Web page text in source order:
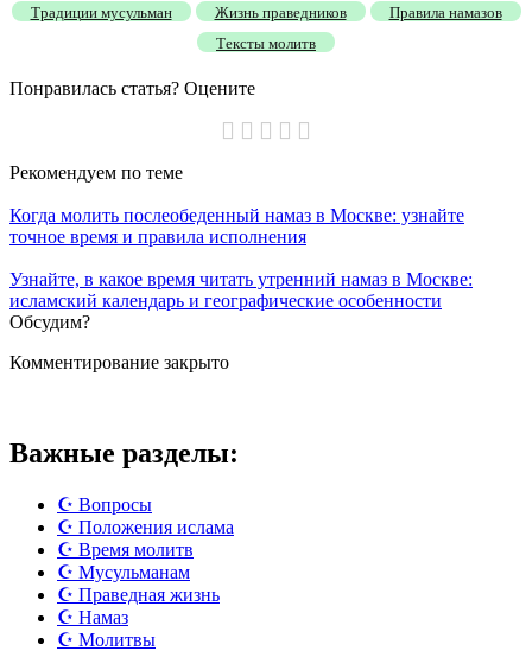
Традиции мусульман
Жизнь праведников
Правила намазов
Тексты молитв
Понравилась статья? Оцените
Рекомендуем по теме
Когда молить послеобеденный намаз в Москве: узнайте
точное время и правила исполнения
Узнайте, в какое время читать утренний намаз в Москве:
исламский календарь и географические особенности
Обсудим?
Комментирование закрыто
Важные разделы:
☪️ Вопросы
☪️ Положения ислама
☪️ Время молитв
☪️ Мусульманам
☪️ Праведная жизнь
☪️ Намаз
☪️ Молитвы